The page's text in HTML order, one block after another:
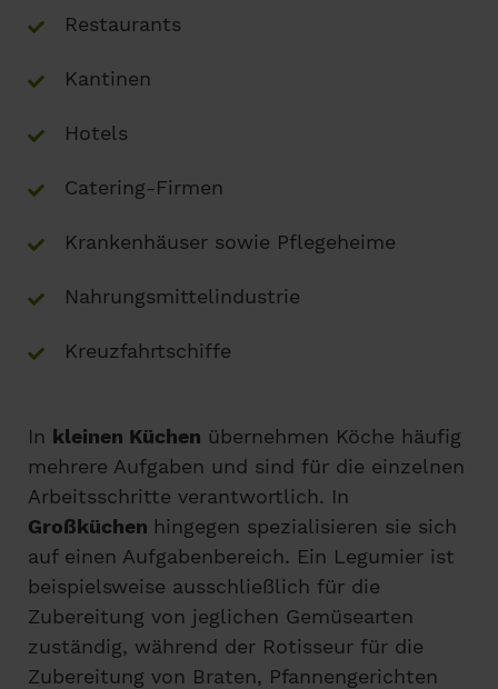
Restaurants
Kantinen
Hotels
Catering-Firmen
Krankenhäuser sowie Pflegeheime
Nahrungsmittelindustrie
Kreuzfahrtschiffe
In kleinen Küchen übernehmen Köche häufig
mehrere Aufgaben und sind für die einzelnen
Arbeitsschritte verantwortlich. In
Großküchen hingegen spezialisieren sie sich
auf einen Aufgabenbereich. Ein Legumier ist
beispielsweise ausschließlich für die
Zubereitung von jeglichen Gemüsearten
zuständig, während der Rotisseur für die
Zubereitung von Braten, Pfannengerichten